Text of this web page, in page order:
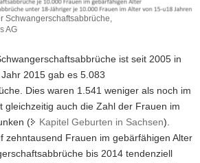
Schwangerschaftsabbrüche,
AG
ist seit 2005 in
2015 gab es 5.083
Dies waren 1.541 weniger als noch im
gleichzeitig auch die Zahl der Frauen im
(
Kapitel Geburten in Sachsen).
zehntausend Frauen im gebärfähigen Alter
bis 2014 tendenziell